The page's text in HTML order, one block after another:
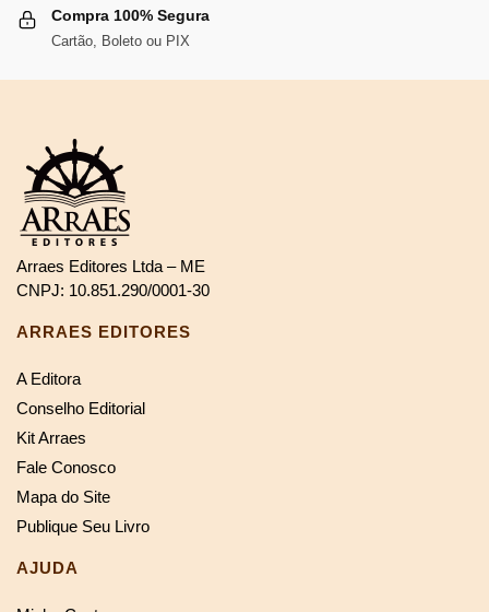
Compra 100% Segura
Cartão, Boleto ou PIX
Arraes Editores Ltda – ME
CNPJ: 10.851.290/0001-30
ARRAES EDITORES
A Editora
Conselho Editorial
Kit Arraes
Fale Conosco
Mapa do Site
Publique Seu Livro
AJUDA